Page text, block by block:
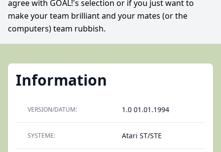
agree with GOAL!'s selection or if you just want to
make your team brilliant and your mates (or the
computers) team rubbish.
Information
VERSION/DATUM: 1.0 01.01.1994
SYSTEME: Atari ST/STE